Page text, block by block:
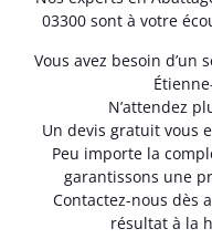
03300 sont à votre
Vous avez besoin d’un
N’attendez
Un devis gratuit vous
Peu importe la
garantissons une
Contactez-nous dès
résultat à la